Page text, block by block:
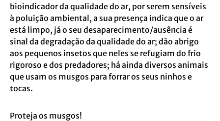
bioindicador da qualidade do ar, por serem sensíveis
à poluição ambiental, a sua presença indica que o ar
está limpo, já o seu desaparecimento/ausência é
sinal da degradação da qualidade do ar; dão abrigo
aos pequenos insetos que neles se refugiam do frio
rigoroso e dos predadores; há ainda diversos animais
que usam os musgos para forrar os seus ninhos e
tocas.
Proteja os musgos!